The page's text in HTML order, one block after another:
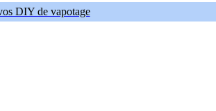
DIY de vapotage